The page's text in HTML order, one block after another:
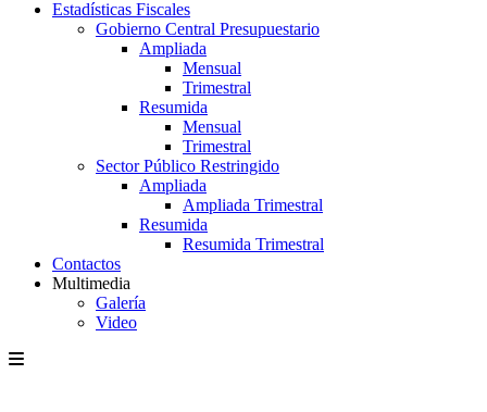
Estadísticas Fiscales
Gobierno Central Presupuestario
Ampliada
Mensual
Trimestral
Resumida
Mensual
Trimestral
Sector Público Restringido
Ampliada
Ampliada Trimestral
Resumida
Resumida Trimestral
Contactos
Multimedia
Galería
Video